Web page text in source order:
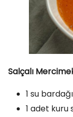
Salçalı
1 su
1 adet kuru